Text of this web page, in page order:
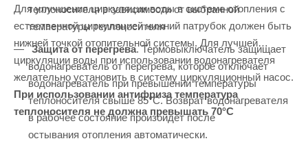
теплоносителя в зависимости от выбранной
температуры теплоносителя
Защита от перегрева. Термовыключатель защищает
водонагреватель от перегрева, которое отключает
водонагреватель при превышении температуры
теплоносителя свыше 85°С. Возврат водонагревателя
в рабочее состояние произойдет после
остывания отопления автоматически.
Для улучшения циркуляции воды в системе отопления с
естественной циркуляцией нижний патрубок должен быть
нижней точкой отопительной системы. Для лучшей
циркуляции воды при использовании водонагревателя
желательно установить в систему циркуляционный насос.
При использовании антифриза температура
теплоносителя не должна превышать 70°С